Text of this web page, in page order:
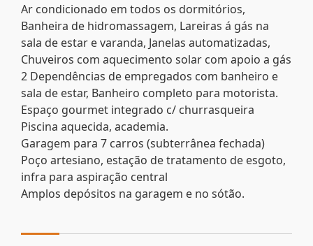
Ar condicionado em todos os dormitórios,
Banheira de hidromassagem, Lareiras á gás na
sala de estar e varanda, Janelas automatizadas,
Chuveiros com aquecimento solar com apoio a gás
2 Dependências de empregados com banheiro e
sala de estar, Banheiro completo para motorista.
Espaço gourmet integrado c/ churrasqueira
Piscina aquecida, academia.
Garagem para 7 carros (subterrânea fechada)
Poço artesiano, estação de tratamento de esgoto,
infra para aspiração central
Amplos depósitos na garagem e no sótão.